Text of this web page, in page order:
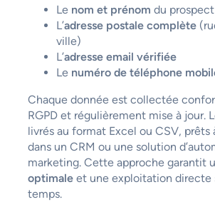
Le nom et prénom du prospect
L’adresse postale complète
ville)
L’adresse email vérifiée
Le numéro de téléphone
Chaque donnée est collectée
RGPD et régulièrement mise à jour.
livrés au format Excel ou CSV, prêts
dans un CRM ou une solution
marketing. Cette approche garantit
optimaleet une exploitation directe
temps.